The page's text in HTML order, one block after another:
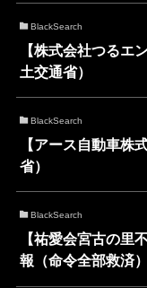
BlackSearch
【株式会社つるエ
土交通省）
BlackSearch
【アース自動車株
省）
BlackSearch
【祐愛会宮古の里
報（命令全部救済）